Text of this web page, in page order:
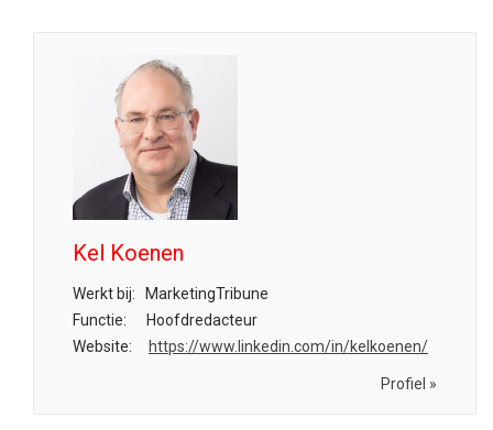
Kel Koenen
Werkt bij:
MarketingTribune
Functie:
Hoofdredacteur
Website:
https://www.linkedin.com/in/kelkoenen/
Profiel »